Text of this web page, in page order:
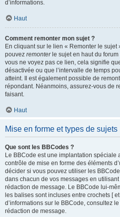
d’informations.
Haut
Comment remonter mon sujet ?
En cliquant sur le lien « Remonter le
pouvez remonterle sujet en haut du
vous ne voyez pas ce lien, cela signifie
désactivée ou que l’intervalle de temps
atteint. Il est également possible de
répondant. Néanmoins, assurez-vous de
faisant.
Haut
Mise en forme et types de sujets
Que sont les BBCodes ?
Le BBCode est une implantation spéciale
contrôle de mise en forme des éléments
décider si vous pouvez utiliser les
dans chacun de vos messages en
rédaction de message. Le BBCode lui-
les balises sont incluses entre crochets [
d’informations sur le BBCode, consultez
rédaction de message.